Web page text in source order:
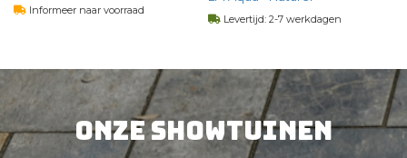
Informeer naar voorraad
BEKIJK PRODUCT
Levertijd: 2-7 werkdagen
68,29per st
BEKIJK PRODUCT
Onze showtuinen